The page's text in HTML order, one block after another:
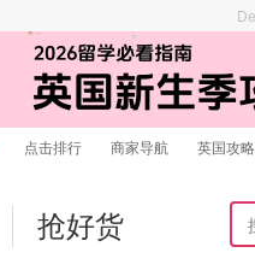
点击排行 商家导航 英国攻略
抢好货